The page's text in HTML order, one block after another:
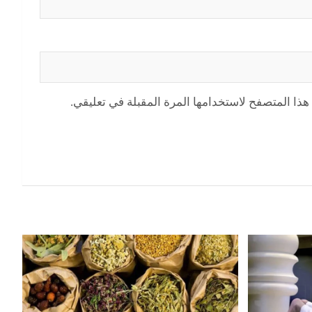
المتصفح لاستخدامها المرة المقبلة في تعليقي.